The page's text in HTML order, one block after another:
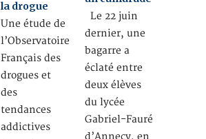
la drogue
Une étude de
l’Observatoire
Français des
drogues et
des
tendances
addictives
Le 22 juin
dernier, une
bagarre a
éclaté entre
deux élèves
du lycée
Gabriel-Fauré
d’Annecy, en